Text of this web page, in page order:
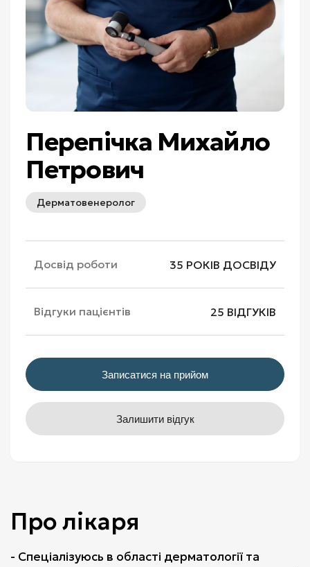
Перепічка Михайло
Петрович
Дерматовенеролог
Досвід роботи 35 РОКІВ ДОСВІДУ
Відгуки пацієнтів 25 ВІДГУКІВ
Записатися на прийом
Залишити відгук
Про лікаря
- Спеціалізуюсь в області дерматології та